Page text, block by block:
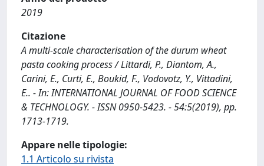
2019
Citazione
A multi-scale characterisation of the durum wheat
pasta cooking process / Littardi, P., Diantom, A.,
Carini, E., Curti, E., Boukid, F., Vodovotz, Y., Vittadini,
E.. - In: INTERNATIONAL JOURNAL OF FOOD SCIENCE
& TECHNOLOGY. - ISSN 0950-5423. - 54:5(2019), pp.
1713-1719.
Appare nelle tipologie:
1.1 Articolo su rivista